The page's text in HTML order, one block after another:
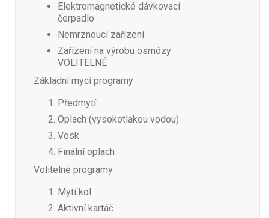
Elektromagnetické dávkovací
čerpadlo
Nemrznoucí zařízení
Zařízení na výrobu osmózy
VOLITELNÉ
Základní mycí programy
Předmytí
Oplach (vysokotlakou vodou)
Vosk
Finální oplach
Volitelné programy
Mytí kol
Aktivní kartáč